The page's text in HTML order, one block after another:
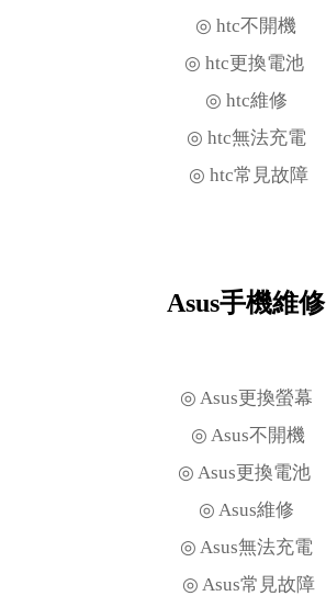
◎ htc不開機
◎ htc更換電池
◎ htc維修
◎ htc無法充電
◎ htc常見故障
Asus手機維修
◎ Asus更換螢幕
◎ Asus不開機
◎ Asus更換電池
◎ Asus維修
◎ Asus無法充電
◎ Asus常見故障